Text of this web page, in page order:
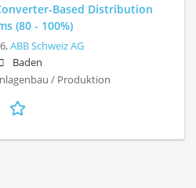
Based Distribution
(80 - 100%)
ABB Schweiz AG
Baden
/ Produktion